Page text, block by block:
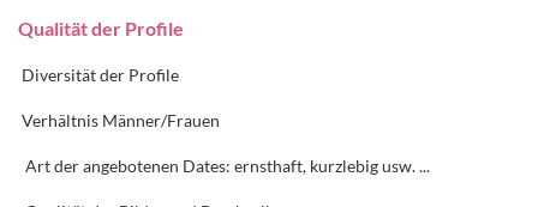
Qualität der Profile
Diversität der Profile
Verhältnis Männer/Frauen
Art der angebotenen Dates: ernsthaft, kurzlebig usw. ...